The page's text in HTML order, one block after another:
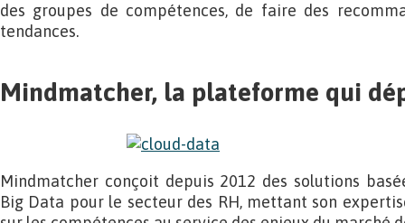
des groupes de compétences, de faire des
tendances.
Mindmatcher, la plateforme qui
Mindmatcher conçoit depuis 2012 des solutions
Big Data pour le secteur des RH, mettant son